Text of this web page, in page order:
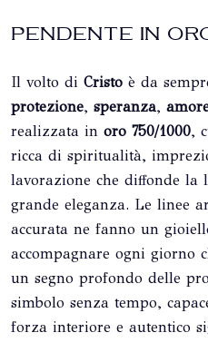
PENDENTE IN
Il volto di Cristo è da
protezione, speranza,
realizzata in oro 750/1000,
ricca di spiritualità,
lavorazione che diffonde la
grande eleganza. Le linee
accurata ne fanno un
accompagnare ogni giorno
un segno profondo delle
simbolo senza tempo,
forza interiore e autentico